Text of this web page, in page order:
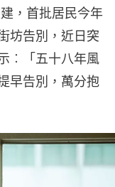
，首批居民今年
坊告別，近日突
︰「五十八年風
早告別，萬分抱